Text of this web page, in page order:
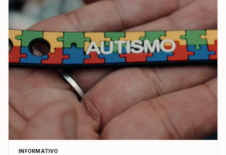
INFORMATIVO